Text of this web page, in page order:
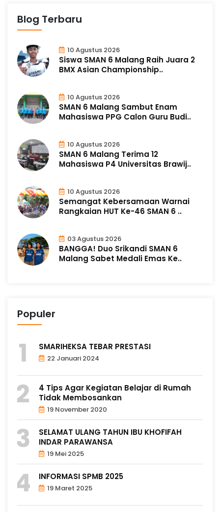
Blog Terbaru
10 Agustus 2026
Siswa SMAN 6 Malang Raih Juara 2
BMX Asian Championship..
10 Agustus 2026
SMAN 6 Malang Sambut Enam
Mahasiswa PPG Calon Guru Budi..
10 Agustus 2026
SMAN 6 Malang Terima 12
Mahasiswa P4 Universitas Brawij..
10 Agustus 2026
Semangat Kebersamaan Warnai
Rangkaian HUT Ke-46 SMAN 6 ..
03 Agustus 2026
BANGGA! Duo Srikandi SMAN 6
Malang Sabet Medali Emas Ke..
Populer
SMARIHEKSA TEBAR PRESTASI
22 Januari 2024
4 Tips Agar Kegiatan Belajar di Rumah
Tidak Membosankan
19 November 2020
SELAMAT ULANG TAHUN IBU KHOFIFAH
INDAR PARAWANSA
19 Mei 2025
INFORMASI SPMB 2025
19 Maret 2025